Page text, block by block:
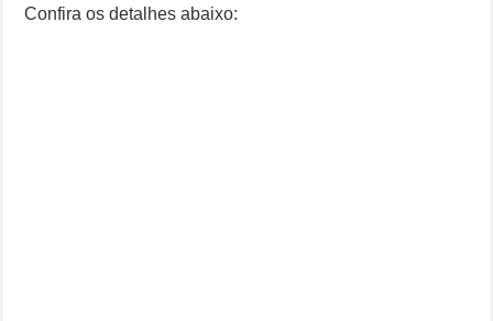
Confira os detalhes abaixo: